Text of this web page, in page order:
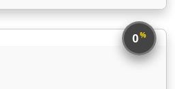
škole dělá ze života peklo
0%